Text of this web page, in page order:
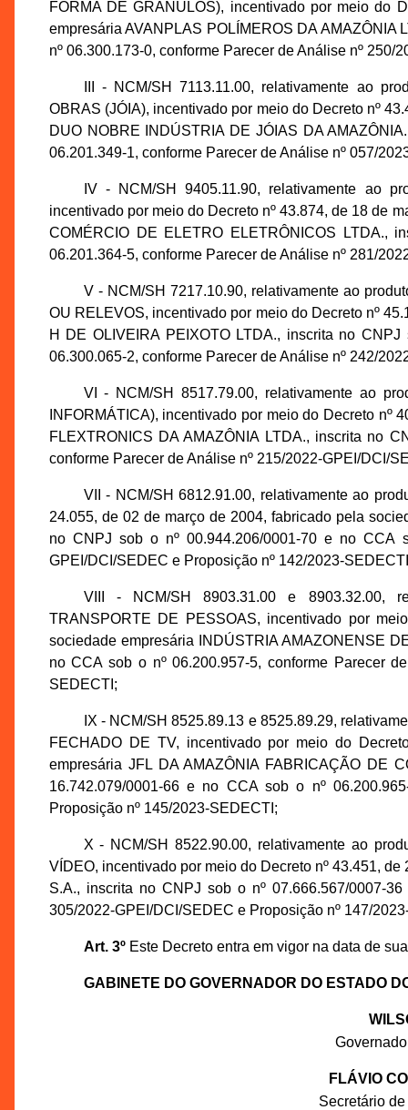
FORMA DE GRÂNULOS), incentivado por meio do
empresária AVANPLAS POLÍMEROS DA AMAZÔNIA
nº 06.300.173-0, conforme Parecer de Análise nº
III - NCM/SH 7113.11.00, relativamente ao
OBRAS (JÓIA), incentivado por meio do Decreto nº
DUO NOBRE INDÚSTRIA DE JÓIAS DA
06.201.349-1, conforme Parecer de Análise nº 057/
IV - NCM/SH 9405.11.90, relativamente ao
incentivado por meio do Decreto nº 43.874, de 18 de
COMÉRCIO DE ELETRO ELETRÔNICOS LTDA.,
06.201.364-5, conforme Parecer de Análise nº 281/
V - NCM/SH 7217.10.90, relativamente ao
OU RELEVOS, incentivado por meio do Decreto nº
H DE OLIVEIRA PEIXOTO LTDA., inscrita no
06.300.065-2, conforme Parecer de Análise nº 242/
VI - NCM/SH 8517.79.00, relativamente ao
INFORMÁTICA), incentivado por meio do Decreto
FLEXTRONICS DA AMAZÔNIA LTDA., inscrita no
conforme Parecer de Análise nº 215/2022-GPEI/DCI/
VII - NCM/SH 6812.91.00, relativamente ao
24.055, de 02 de março de 2004, fabricado pela
no CNPJ sob o nº 00.944.206/0001-70 e no CCA
GPEI/DCI/SEDEC e Proposição nº 142/2023-
VIII - NCM/SH 8903.31.00 e 8903.32.00,
TRANSPORTE DE PESSOAS, incentivado por
sociedade empresária INDÚSTRIA AMAZONENSE
no CCA sob o nº 06.200.957-5, conforme Parecer
SEDECTI;
IX - NCM/SH 8525.89.13 e 8525.89.29,
FECHADO DE TV, incentivado por meio do
empresária JFL DA AMAZÔNIA FABRICAÇÃO DE
16.742.079/0001-66 e no CCA sob o nº
Proposição nº 145/2023-SEDECTI;
X - NCM/SH 8522.90.00, relativamente ao
VÍDEO, incentivado por meio do Decreto nº 43.451,
S.A., inscrita no CNPJ sob o nº 07.666.567/0007-
305/2022-GPEI/DCI/SEDEC e Proposição nº 147/
Art. 3ºEste Decreto entra em vigor na data de
GABINETE DO GOVERNADOR DO ESTADO
FLÁVIO
Secretário